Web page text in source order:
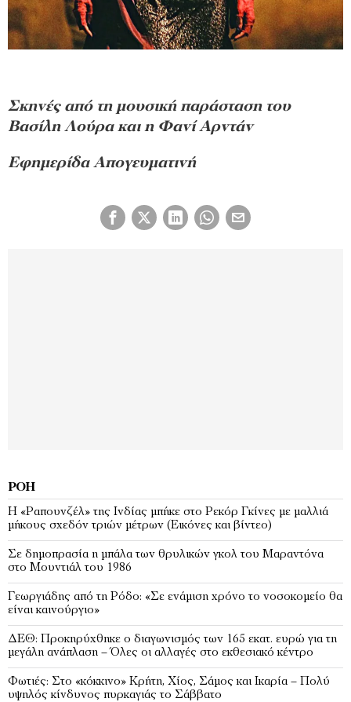
Σκηνές από τη μουσική παράσταση του
Βασίλη Λούρα και η Φανί Αρντάν
Εφημερίδα Απογευματινή
ΡΟΉ
Η «Ραπουνζέλ» της Ινδίας μπήκε στο Ρεκόρ Γκίνες με μαλλιά
μήκους σχεδόν τριών μέτρων (Εικόνες και βίντεο)
Σε δημοπρασία η μπάλα των θρυλικών γκολ του Μαραντόνα
στο Μουντιάλ του 1986
Γεωργιάδης από τη Ρόδο: «Σε ενάμιση χρόνο το νοσοκομείο θα
είναι καινούργιο»
ΔΕΘ: Προκηρύχθηκε ο διαγωνισμός των 165 εκατ. ευρώ για τη
μεγάλη ανάπλαση – Όλες οι αλλαγές στο εκθεσιακό κέντρο
Φωτιές: Στο «κόκκινο» Κρήτη, Χίος, Σάμος και Ικαρία – Πολύ
υψηλός κίνδυνος πυρκαγιάς το Σάββατο